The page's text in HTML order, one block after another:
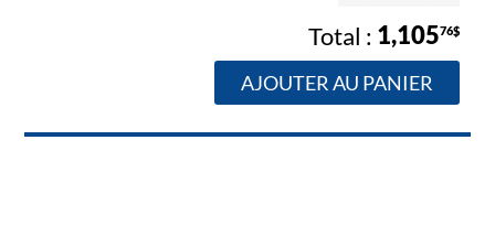
1,10576$
AJOUTER AU PANIER